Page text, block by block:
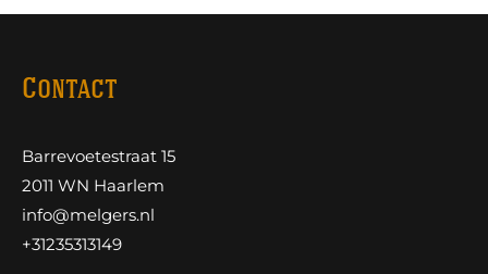
Contact
Barrevoetestraat 15
2011 WN Haarlem
info@melgers.nl
+31235313149